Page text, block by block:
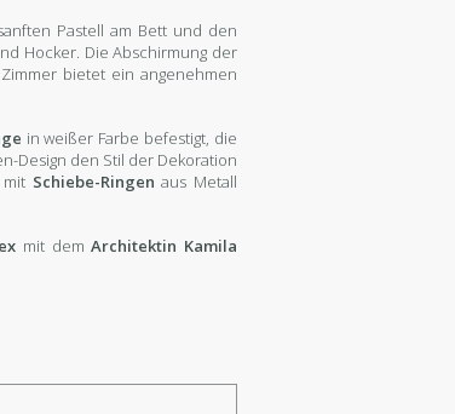
Pastell am Bett und den
Hocker. Die Abschirmung der
bietet ein angenehmen
in weißer Farbe befestigt, die
Design den Stil der Dekoration
Schiebe-Ringenaus Metall
mit demArchitektin Kamila